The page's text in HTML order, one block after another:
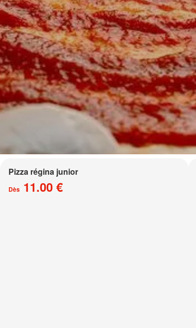
Pizza régina junior
Dès11.00 €